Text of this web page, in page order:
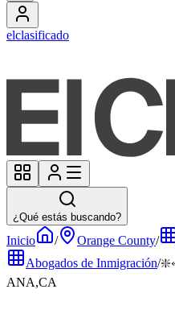
elclasificado
¿Qué estás buscando?
Inicio / Orange County/
Abogados de Inmigración/
ANA,CA